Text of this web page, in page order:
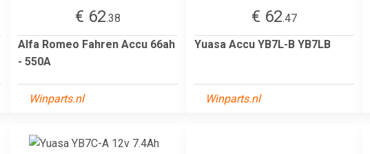
€ 62.38
Alfa Romeo Fahren Accu 66ah
- 550A
Winparts.nl
€ 62.47
Yuasa Accu YB7L-B YB7LB
Winparts.nl